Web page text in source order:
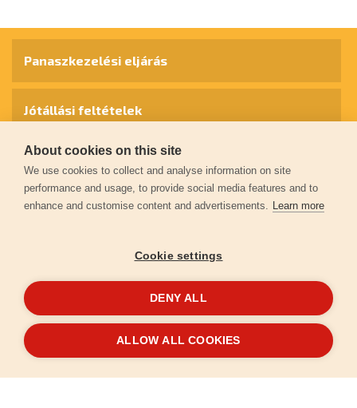
© 2026extol.hu- Minden jog fenntartva
Panaszkezelési eljárás
Jótállási feltételek
Személyes adatok védelme
Kapcsolat
Garancia regisztráció
LétrehoztaFEO
About cookies on this site
We use cookies to collect and analyse information on site
performance and usage, to provide social media features and to
enhance and customise content and advertisements. Learn more
Cookie settings
DENY ALL
ALLOW ALL COOKIES